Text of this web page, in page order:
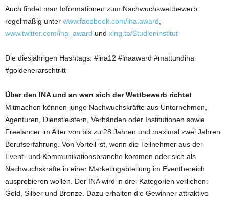
Auch findet man Informationen zum Nachwuchswettbewerb
regelmäßig unter www.facebook.com/ina.award
www.twitter.com/ina_award und xing.to/Studieninstitut
Die diesjährigen Hashtags: #ina12 #inaaward #mattundina
#goldenerarschtritt
Über den INA und an wen sich der Wettbewerb richtet
Mitmachen können junge Nachwuchskräfte aus Unternehmen,
Agenturen, Dienstleistern, Verbänden oder Institutionen sowie
Freelancer im Alter von bis zu 28 Jahren und maximal zwei Jahren
Berufserfahrung. Von Vorteil ist, wenn die Teilnehmer aus der
Event- und Kommunikationsbranche kommen oder sich als
Nachwuchskräfte in einer Marketingabteilung im Eventbereich
ausprobieren wollen. Der INA wird in drei Kategorien verliehen:
Gold, Silber und Bronze. Dazu erhalten die Gewinner attraktive